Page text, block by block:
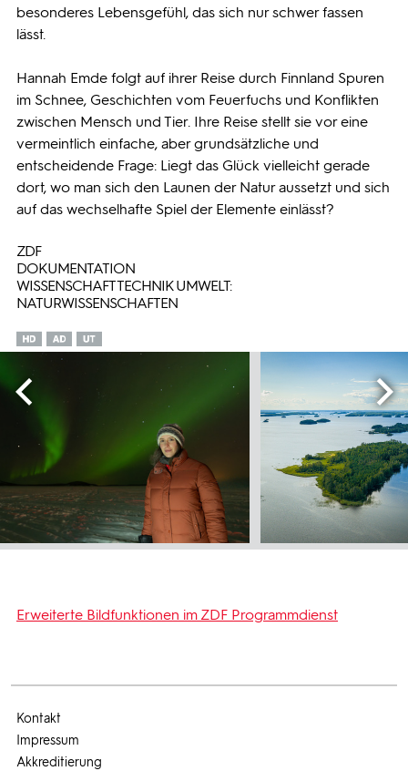
besonderes Lebensgefühl, das sich nur schwer fassen
lässt.
Hannah Emde folgt auf ihrer Reise durch Finnland Spuren
im Schnee, Geschichten vom Feuerfuchs und Konflikten
zwischen Mensch und Tier. Ihre Reise stellt sie vor eine
vermeintlich einfache, aber grundsätzliche und
entscheidende Frage: Liegt das Glück vielleicht gerade
dort, wo man sich den Launen der Natur aussetzt und sich
auf das wechselhafte Spiel der Elemente einlässt?
ZDF
DOKUMENTATION
WISSENSCHAFT TECHNIK UMWELT:
NATURWISSENSCHAFTEN
Erweiterte Bildfunktionen im ZDF Programmdienst
Kontakt
Impressum
Akkreditierung